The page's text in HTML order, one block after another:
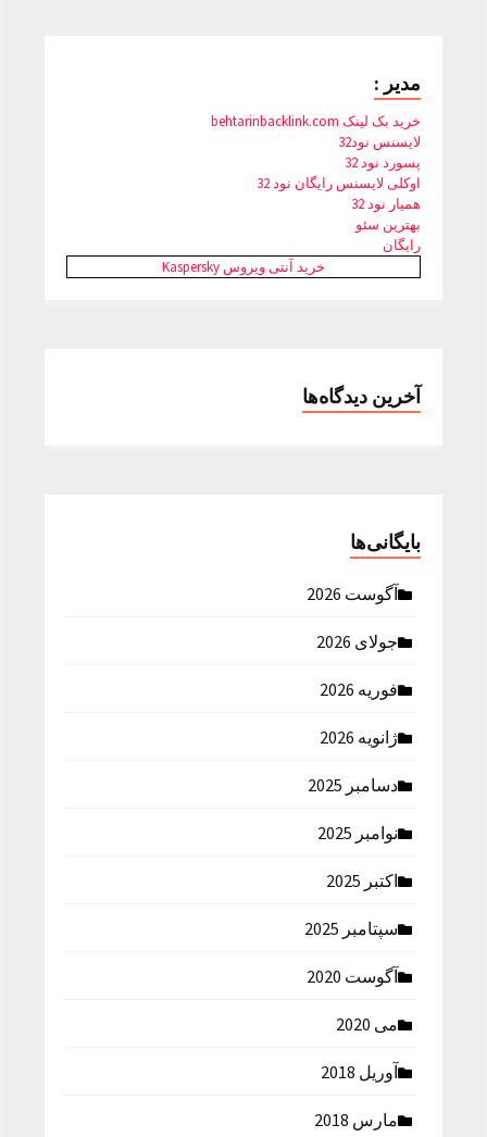
مدیر :
خرید بک لینک behtarinbacklink.com
لایسنس نود32
پسورد نود 32
اوکلی لایسنس رایگان نود 32
همیار نود 32
بهترین سئو
رایگان
خرید آنتی ویروس Kaspersky
آخرین دیدگاه‌ها
بایگانی‌ها
آگوست 2026
جولای 2026
فوریه 2026
ژانویه 2026
دسامبر 2025
نوامبر 2025
اکتبر 2025
سپتامبر 2025
آگوست 2020
می 2020
آوریل 2018
مارس 2018